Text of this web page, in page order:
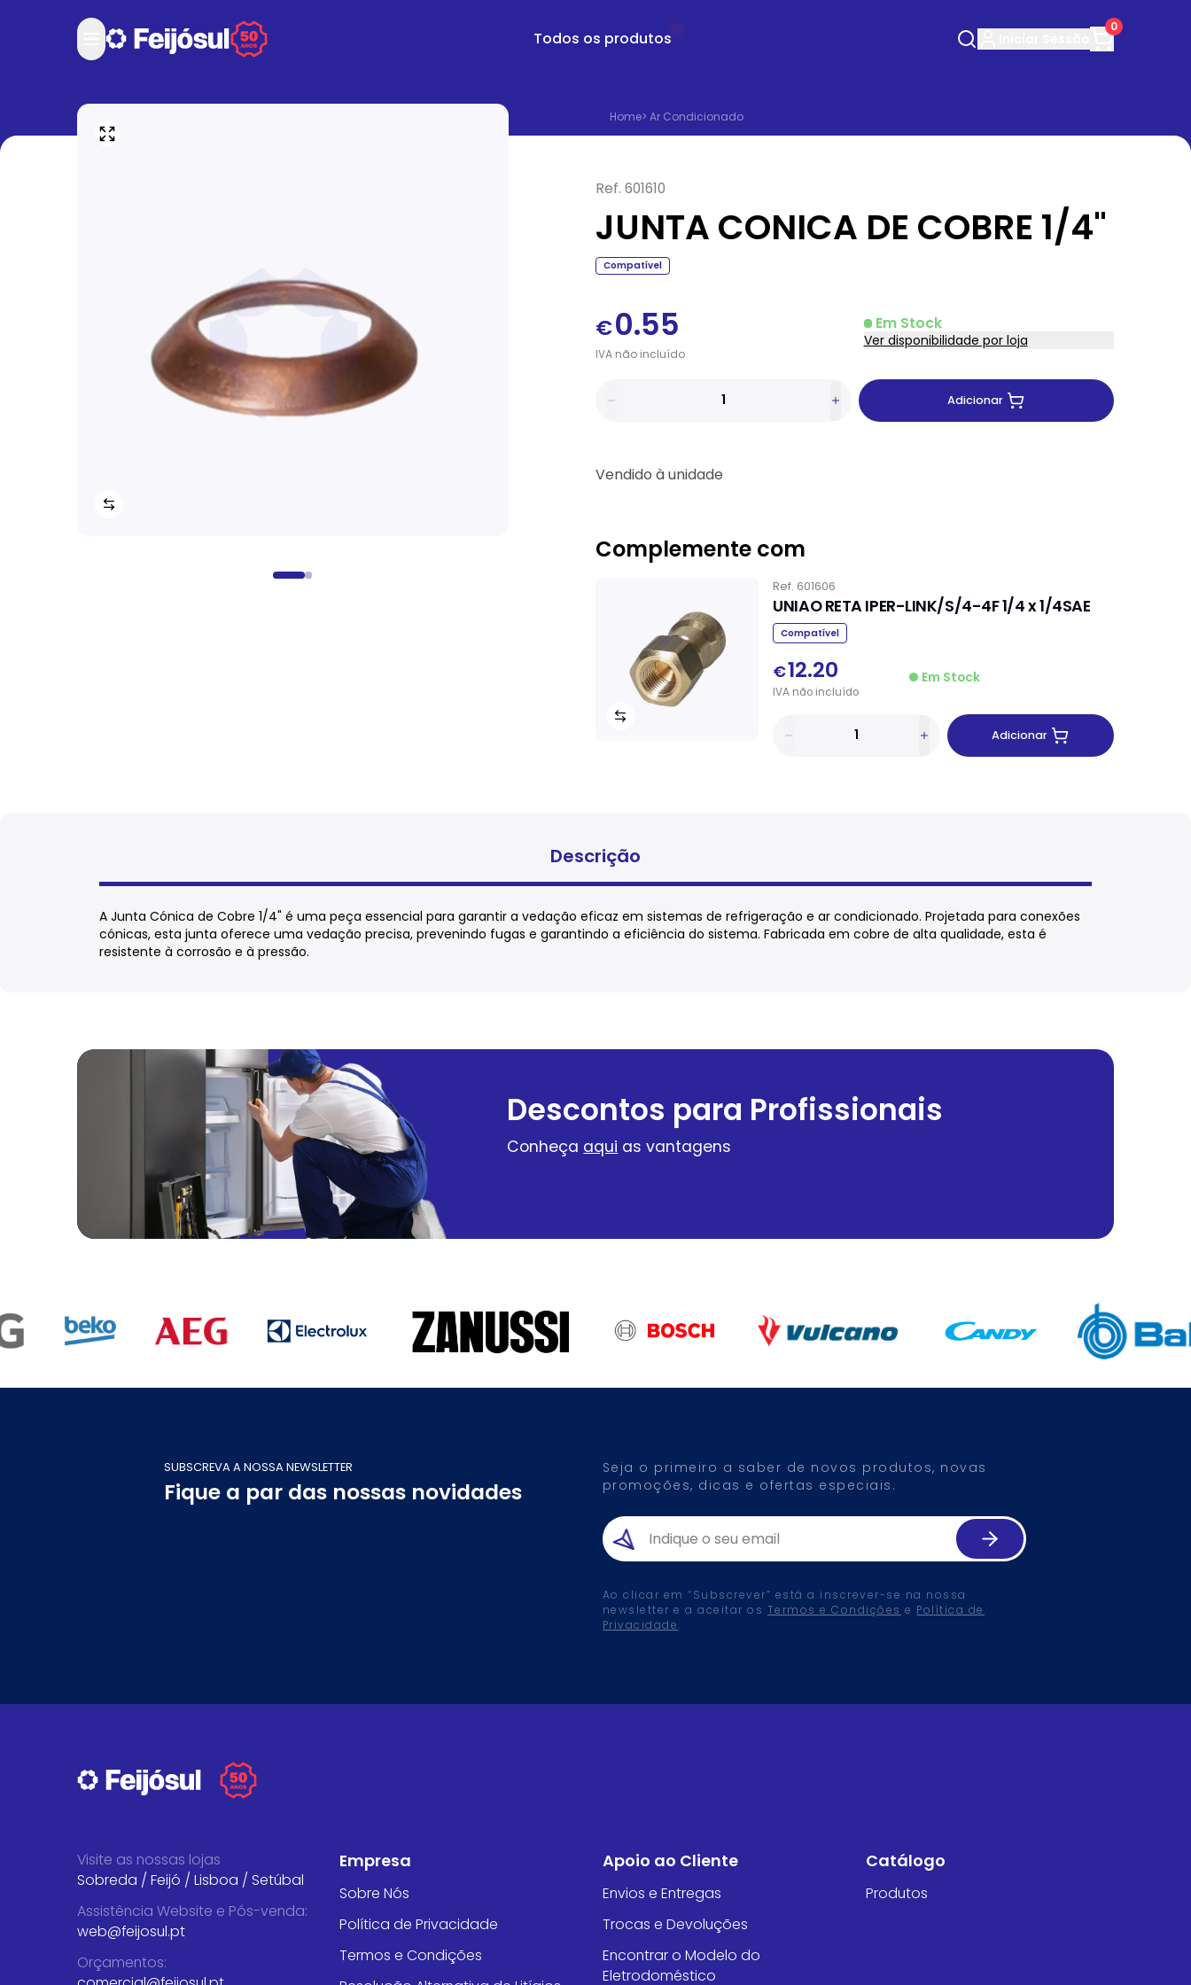
Todos os produtos
0
Home> Ar Condicionado
Ref. 601610
JUNTA CONICA DE COBRE 1/4"
Compatível
€0.55
IVAnãoincluído
Em Stock
Ver disponibilidade por loja
Adicionar
Vendido à unidade
Complemente com
Ref. 601606
UNIAO RETA IPER-LINK/S/4-4F 1/4 x 1/4SAE
Compatível
€12.20
IVA não incluído
Em Stock
Adicionar
Descrição
A Junta Cónica de Cobre 1/4" é uma peça essencial para garantir a vedação eficaz em sistemas de refrigeração e ar condicionado. Projetada para conexões
cónicas, esta junta oferece uma vedação precisa, prevenindo fugas e garantindo a eficiência do sistema. Fabricada em cobre de alta qualidade, esta é
resistente à corrosão e à pressão.
Descontos para Profissionais
Conheça aqui as vantagens
SUBSCREVA A NOSSA NEWSLETTER
Fique a par das nossas novidades
Seja o primeiro a saber de novos produtos, novas
promoções, dicas e ofertas especiais.
Ao clicar em “Subscrever” está a inscrever-se na nossa
newsletter e a aceitar os Termos e Condições e Política de
Privacidade.
Visite as nossas lojas
Sobreda / Feijó / Lisboa / Setúbal
Assistência Website e Pós-venda:
web@feijosul.pt
Orçamentos:
Empresa
Sobre Nós
Política de Privacidade
Termos e Condições
Apoio ao Cliente
Envios e Entregas
Trocas e Devoluções
Encontrar o Modelo do
Eletrodoméstico
Catálogo
Produtos